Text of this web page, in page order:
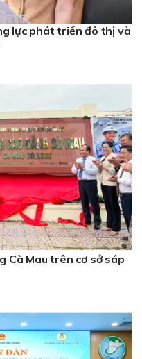
lực phát triển đô thị và
Cà Mau trên cơ sở sáp